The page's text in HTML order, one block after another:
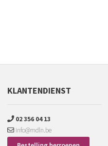
KLANTENDIENST
02 356 04 13
info@mdln.be